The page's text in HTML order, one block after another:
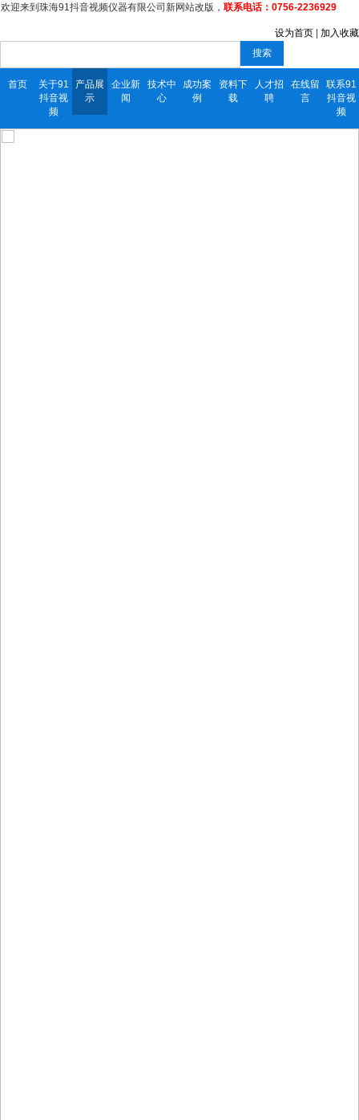
欢迎来到珠海91抖音视频仪器有限公司新网站改版， 联系电话：0756-2236929
设为首页
加入收藏
搜索
首页
关于91
抖音视
频
产品展
示
企业新
闻
技术中
心
成功案
例
资料下
载
人才招
聘
在线留
言
联系91
抖音视
频